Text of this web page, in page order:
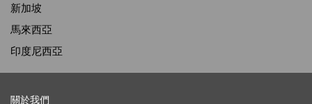
新加坡
馬來西亞
印度尼西亞
關於我們